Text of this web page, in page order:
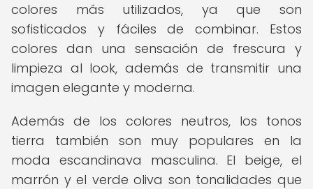
colores más utilizados, ya que son
sofisticados y fáciles de combinar. Estos
colores dan una sensación de frescura y
limpieza al look, además de transmitir una
imagen elegante y moderna.
Además de los colores neutros, los tonos
tierra también son muy populares en la
moda escandinava masculina. El beige, el
marrón y el verde oliva son tonalidades que